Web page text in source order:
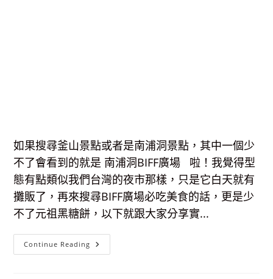
如果搜尋釜山景點或者是南浦洞景點，其中一個少
不了會看到的就是 南浦洞BIFF廣場 啦！我覺得型
態有點類似我們台灣的夜市那樣，只是它白天就有
攤販了，再來搜尋BIFF廣場必吃美食的話，更是少
不了元祖黑糖餅，以下就跟大家分享實...
Continue Reading 南
浦